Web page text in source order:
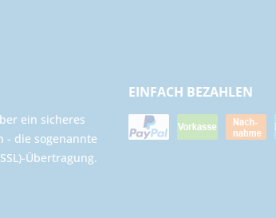
ein sicheres
- die sogenannte
Übertragung.
EINFACH BEZAHLEN